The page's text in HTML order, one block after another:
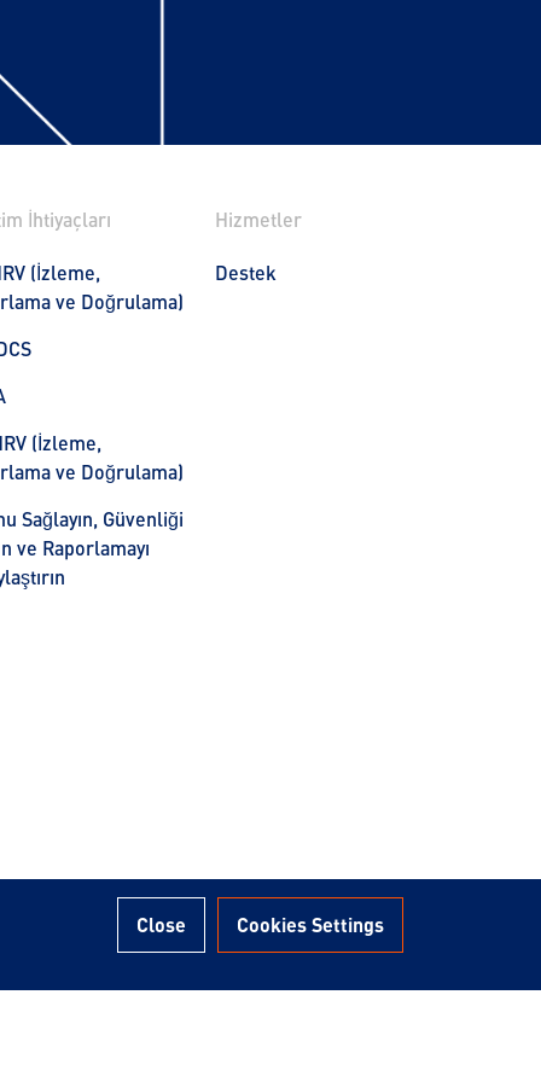
İhtiyaçları
(İzleme,
ve Doğrulama)
(İzleme,
ve Doğrulama)
Sağlayın, Güvenliği
ve Raporlamayı
Hizmetler
Destek
Cookies Settings
Close